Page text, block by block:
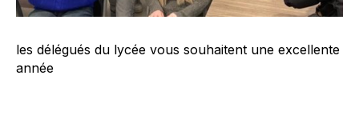
les délégués du lycée vous souhaitent une excellente
année